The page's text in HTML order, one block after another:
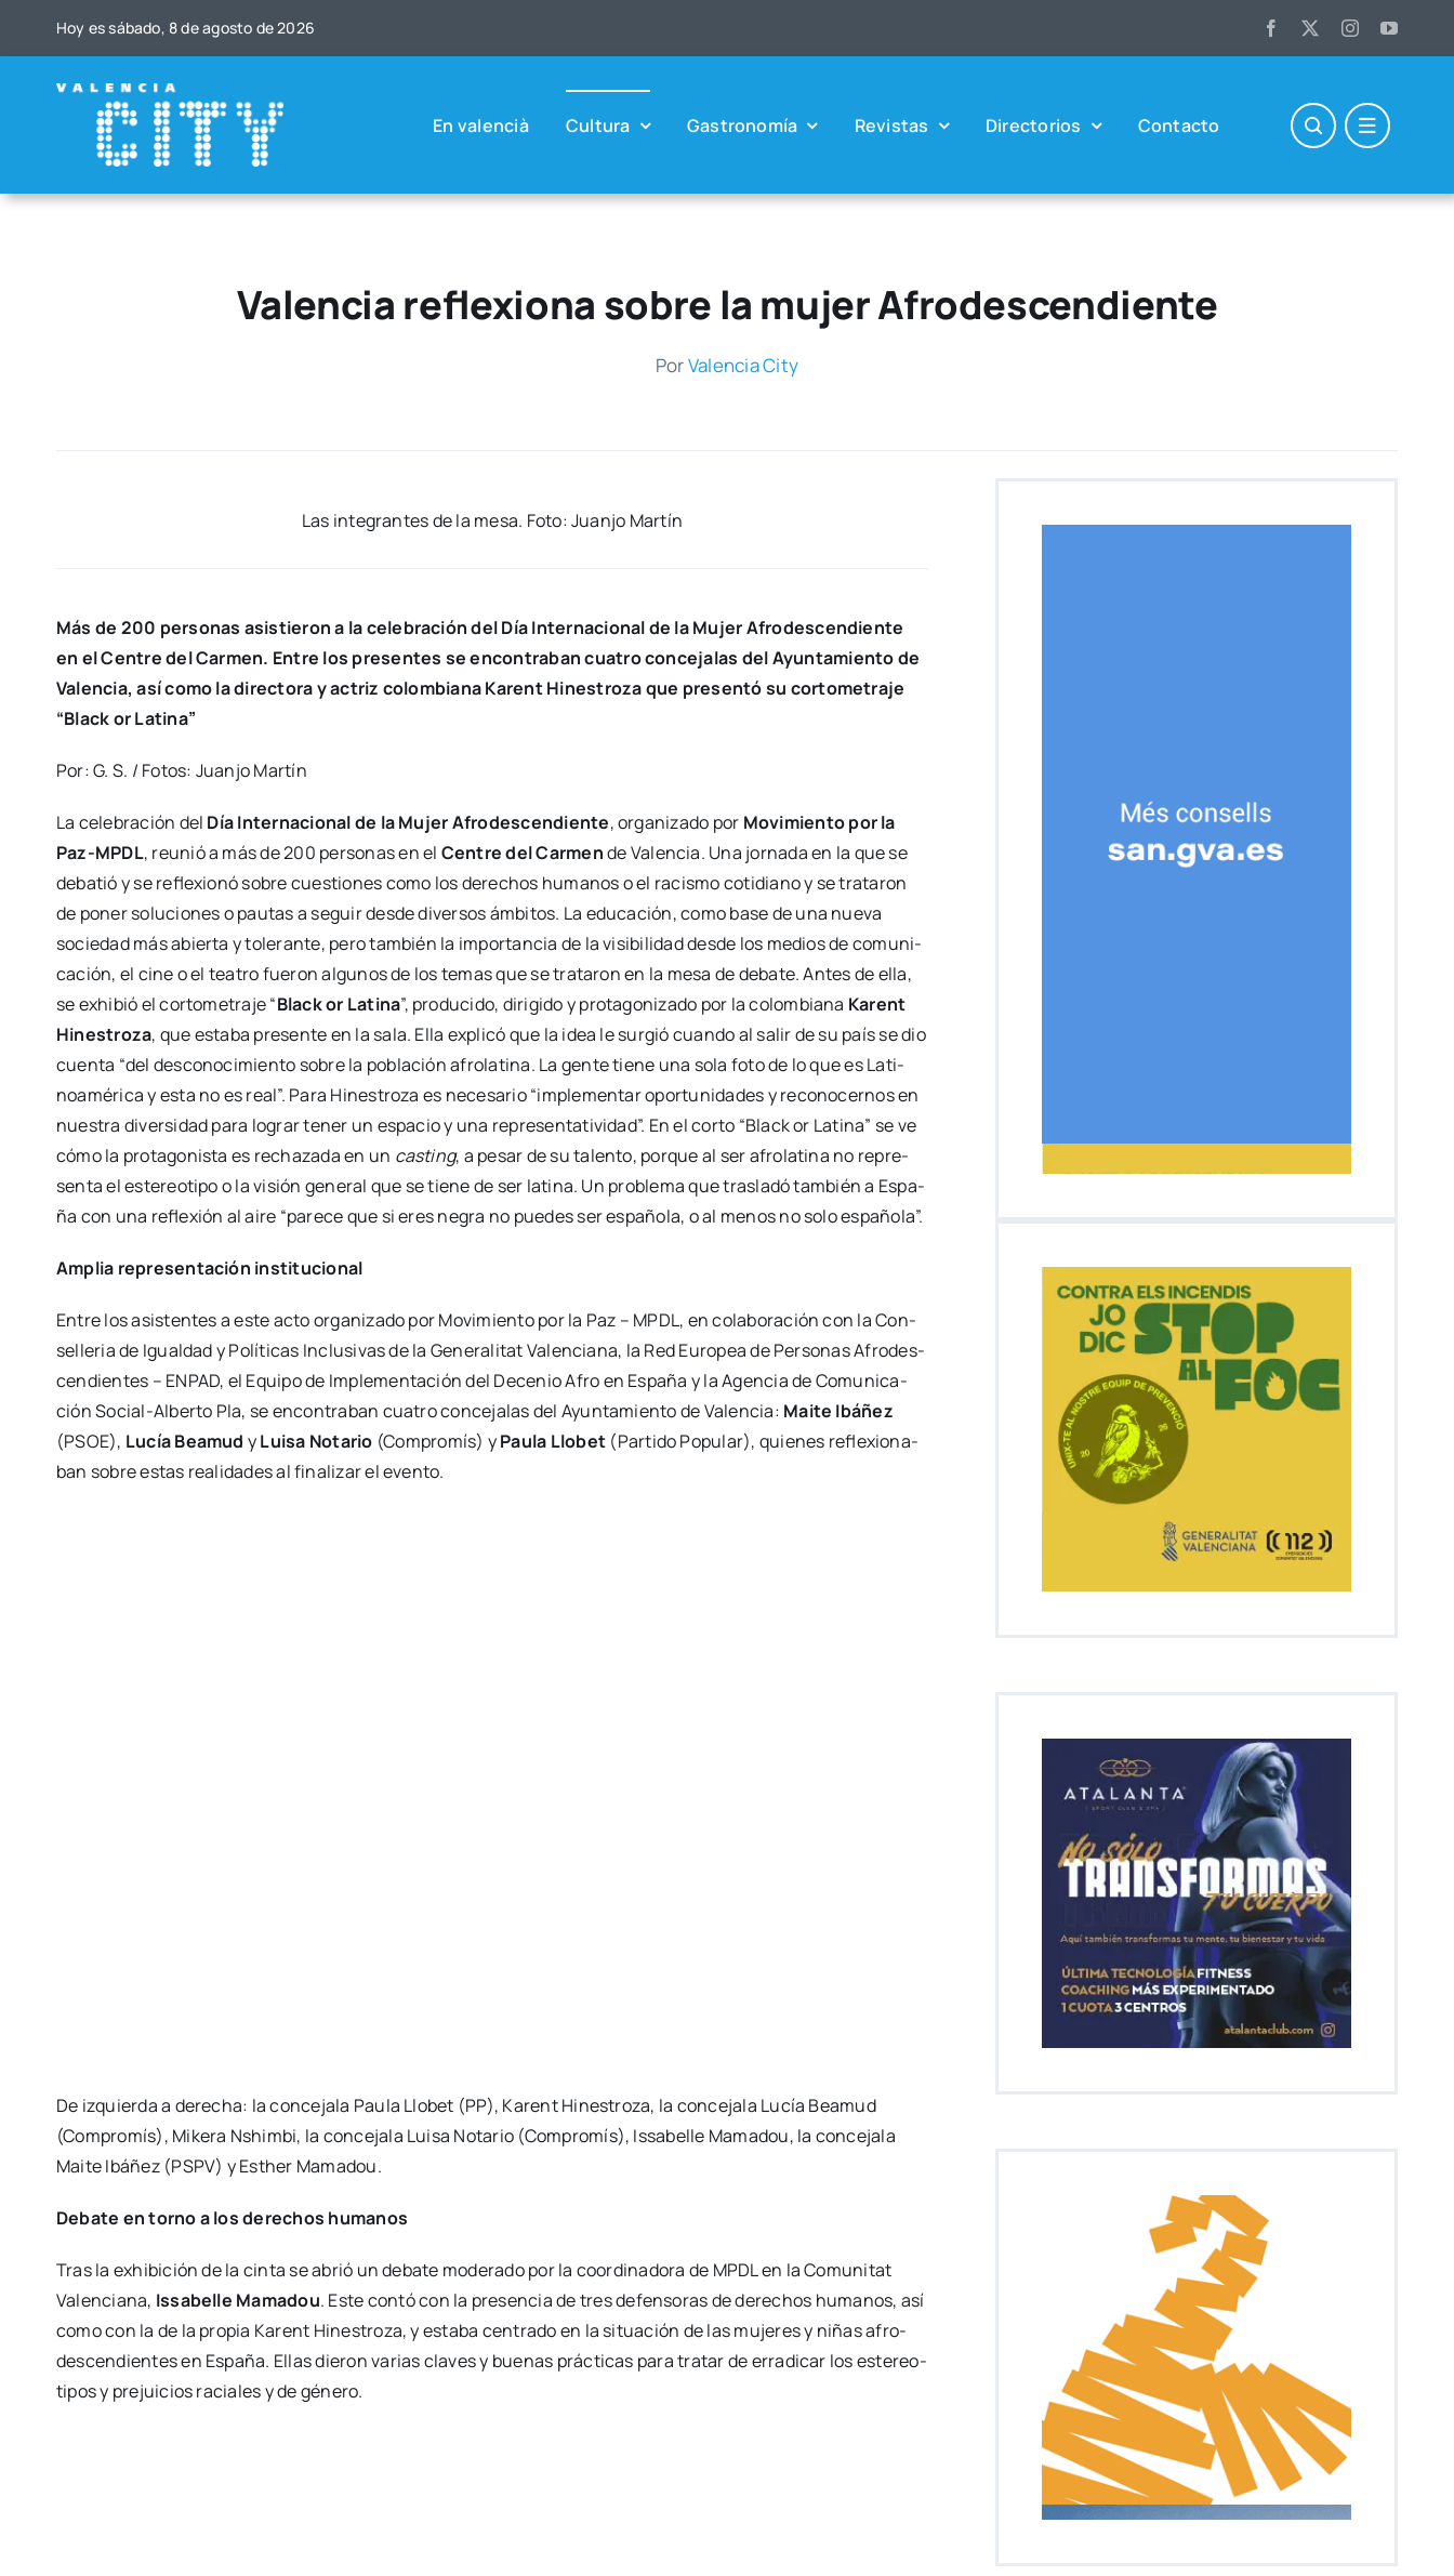
Hoy es sába­do, 8 de agos­to de 2026
En valen­cià Cul­tu­ra Gas­tro­no­mía Revis­tas Direc­to­rios Con­tac­to
Valencia reflexiona sobre la mujer Afrodescendiente
PorValen­cia City
Las inte­gran­tes de la mesa. Foto: Juan­jo Mar­tín
Más de 200 per­so­nas asis­tie­ron a la cele­bra­ción del Día Inter­na­cio­nal de la Mujer Afro­des­cen­dien­te
en el Cen­tre del Car­men. Entre los pre­sen­tes se encon­tra­ban cua­tro con­ce­ja­las del Ayun­ta­mien­to de
Valen­cia, así como la direc­to­ra y actriz colom­bia­na Karent Hines­tro­za que pre­sen­tó su cor­to­me­tra­je
“Black or Lati­na”
Por: G. S. / Fotos: Juan­jo Mar­tín
La cele­bra­ción del Día Inter­na­cio­nal de la Mujer Afro­des­cen­dien­te, orga­ni­za­do por Movi­mien­to por la
Paz-MPDL, reu­nió a más de 200 per­so­nas en el Cen­tre del Car­mende Valen­cia. Una jor­na­da en la que se
deba­tió y se refle­xio­nó sobre cues­tio­nes como los dere­chos huma­nos o el racis­mo coti­diano y se tra­ta­ron
de poner solu­cio­nes o pau­tas a seguir des­de diver­sos ámbi­tos. La edu­ca­ción, como base de una nue­va
socie­dad más abier­ta y tole­ran­te, pero tam­bién la impor­tan­cia de la visi­bi­li­dad des­de los medios de comu­ni­
ca­ción, el cine o el tea­tro fue­ron algu­nos de los temas que se tra­ta­ron en la mesa de deba­te. Antes de ella,
se exhi­bió el cor­to­me­tra­je “Black or Lati­na”, pro­du­ci­do, diri­gi­do y pro­ta­go­ni­za­do por la colom­bia­na Karent
Hines­tro­za, que esta­ba pre­sen­te en la sala. Ella expli­có que la idea le sur­gió cuan­do al salir de su país se dio
cuen­ta “del des­co­no­ci­mien­to sobre la pobla­ción afro­la­ti­na. La gen­te tie­ne una sola foto de lo que es Lati­
noa­mé­ri­ca y esta no es real”. Para Hines­tro­za es nece­sa­rio “imple­men­tar opor­tu­ni­da­des y reco­no­cer­nos en
nues­tra diver­si­dad para lograr tener un espa­cio y una repre­sen­ta­ti­vi­dad”. En el cor­to “Black or Lati­na” se ve
cómo la pro­ta­go­nis­ta es recha­za­da en un cas­ting, a pesar de su talen­to, por­que al ser afro­la­ti­na no repre­
sen­ta el este­reo­ti­po o la visión gene­ral que se tie­ne de ser lati­na. Un pro­ble­ma que tras­la­dó tam­bién a Espa­
ña con una refle­xión al aire “pare­ce que si eres negra no pue­des ser espa­ño­la, o al menos no solo espa­ño­la”.
Amplia repre­sen­ta­ción ins­ti­tu­cio­nal
Entre los asis­ten­tes a este acto orga­ni­za­do por Movi­mien­to por la Paz – MPDL, en cola­bo­ra­ción con la Con­
se­lle­ria de Igual­dad y Polí­ti­cas Inclu­si­vas de la Gene­ra­li­tat Valen­cia­na, la Red Euro­pea de Per­so­nas Afro­des­
cen­dien­tes – ENPAD, el Equi­po de Imple­men­ta­ción del Dece­nio Afro en Espa­ña y la Agen­cia de Comu­ni­ca­
ción Social-Albe­r­­to Pla, se encon­tra­ban cua­tro con­ce­ja­las del Ayun­ta­mien­to de Valen­cia: Mai­te Ibá­ñez
(PSOE), Lucía Bea­mud yLui­sa Nota­rio (Com­pro­mís) yPau­la Llo­bet (Par­ti­do Popu­lar), quie­nes refle­xio­na­
ban sobre estas reali­da­des al fina­li­zar el even­to.
De izquier­da a dere­cha: la con­ce­ja­la Pau­la Llo­bet (PP), Karent Hines­tro­za, la con­ce­ja­la Lucía Bea­mud
(Com­pro­mís), Mike­ra Nshim­bi, la con­ce­ja­la Lui­sa Nota­rio (Com­pro­mís), Issa­be­lle Mama­dou, la con­ce­ja­la
Mai­te Ibá­ñez (PSPV) y Esther Mama­dou.
Deba­te en torno a los dere­chos huma­nos
Tras la exhi­bi­ción de la cin­ta se abrió un deba­te mode­ra­do por la coor­di­na­do­ra de MPDL en la Comu­ni­tat
Valen­cia­na, Issa­be­lle Mama­dou. Este con­tó con la pre­sen­cia de tres defen­so­ras de dere­chos huma­nos, así
como con la de la pro­pia Karent Hines­tro­za, y esta­ba cen­tra­do en la situa­ción de las muje­res y niñas afro­
des­cen­dien­tes en Espa­ña. Ellas die­ron varias cla­ves y bue­nas prác­ti­cas para tra­tar de erra­di­car los este­reo­
ti­pos y pre­jui­cios racia­les y de géne­ro.